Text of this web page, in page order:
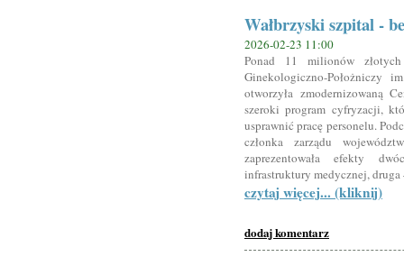
Wałbrzyski szpital -
2026-02-23 11:00
Ponad 11 milionów
Ginekologiczno-Położniczy
otworzyła zmodernizowaną
szeroki program cyfryzacji,
usprawnić pracę personelu.
członka zarządu
zaprezentowała efekty
infrastruktury medycznej,
czytaj więcej... (kliknij)
dodaj komentarz